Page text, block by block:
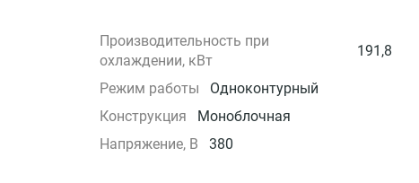
Производительность при
охлаждении, кВт
191,8
Режим работы
Одноконтурный
Конструкция
Моноблочная
Напряжение, В
380